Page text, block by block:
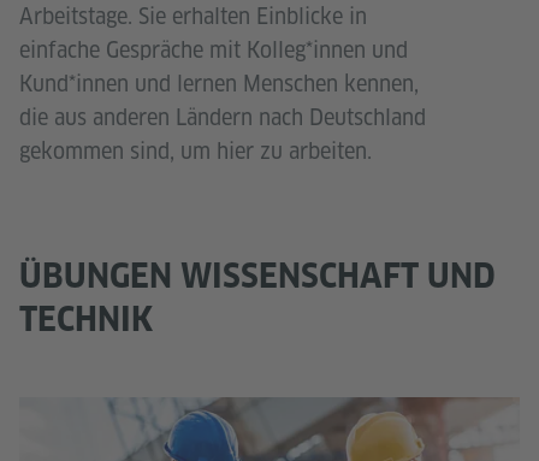
Arbeitstage. Sie erhalten Einblicke in
einfache Gespräche mit Kolleg*innen und
Kund*innen und lernen Menschen kennen,
die aus anderen Ländern nach Deutschland
gekommen sind, um hier zu arbeiten.
ÜBUNGEN WISSENSCHAFT UND
TECHNIK